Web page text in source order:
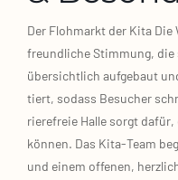
Der Floh­markt der Kita
freund­li­che Stim­mung,
über­sicht­lich auf­ge­baut
tiert, sodass Besu­cher
rie­re­freie Hal­le sorgt
kön­nen. Das Kita‑Team
und einem offe­nen,